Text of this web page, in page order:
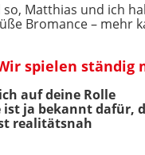
so, Matthias und ich
Bromance – mehr
spielen ständig
auf deine Rolle
ist ja bekannt dafür,
realitätsnah